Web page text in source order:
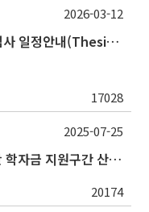
2026학년도 1학기 석 · 박사 논문심사 일정안내(Thesis Defense Schedules)
17028
2026-03-12
[장학금 신청자 필독] 한국장학재단 학자금 지원구간 산정 권고
20174
2025-07-25